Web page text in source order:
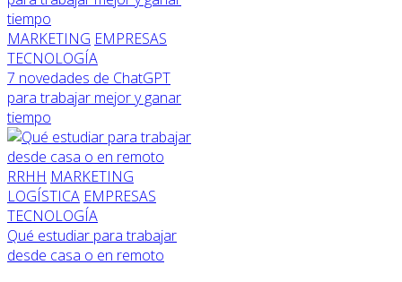
MARKETING EMPRESAS
TECNOLOGÍA
7 novedades de ChatGPT
para trabajar mejor y ganar
tiempo
RRHH MARKETING
LOGÍSTICA EMPRESAS
TECNOLOGÍA
Qué estudiar para trabajar
desde casa o en remoto